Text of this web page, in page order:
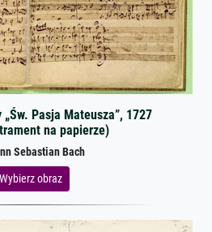
Pasja Mateusza”, 1727
na papierze)
Sebastian Bach
Wybierz obraz